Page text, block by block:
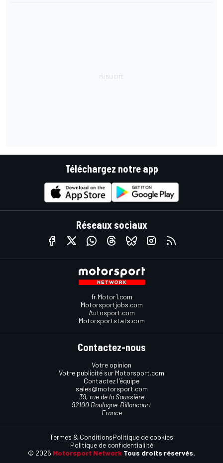
Téléchargez notre app
Réseaux sociaux
fr.Motor1.com
Motorsportjobs.com
Autosport.com
Motorsportstats.com
Contactez-nous
Votre opinion
Votre publicité sur Motorsport.com
Contactez l'équipe
sales@motorsport.com
39, rue de la Saussière
92100 Boulogne-Billancourt
France
© 2026 Motorsport Network Tous droits réservés.
Termes & ConditionsPolitique de cookies
Politique de confidentialilté